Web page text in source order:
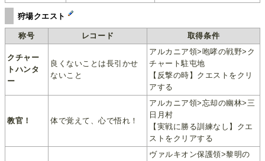
狩場クエスト
称号 レコード 取得条件
クチャー
トハンタ
ー
良くないことは長引かせ
ないこと
アルカニア領>咆哮の戦野>ク
チャート駐屯地
【反撃の時】クエストをクリ
アする
教官！ 体で覚えて、心で悟れ！
アルカニア領>忘却の幽林>三
日月村
【実戦に勝る訓練なし】クエ
ストをクリアする
ヴァルキオン保護領>黎明の